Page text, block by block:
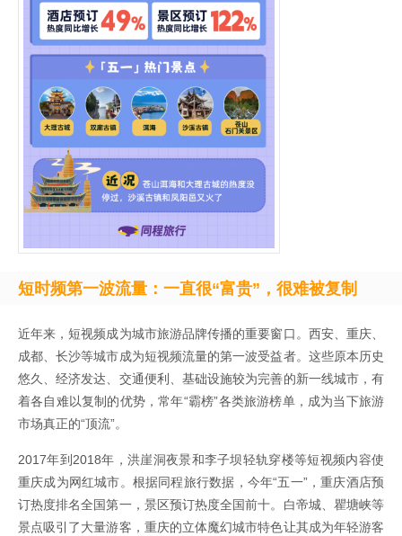
短时频第一波流量：一直很“富贵”，很难被复制
近年来，短视频成为城市旅游品牌传播的重要窗口。西安、重庆、
成都、长沙等城市成为短视频流量的第一波受益者。这些原本历史
悠久、经济发达、交通便利、基础设施较为完善的新一线城市，有
着各自难以复制的优势，常年“霸榜”各类旅游榜单，成为当下旅游
市场真正的“顶流”。
2017年到2018年，洪崖洞夜景和李子坝轻轨穿楼等短视频内容使
重庆成为网红城市。根据同程旅行数据，今年“五一”，重庆酒店预
订热度排名全国第一，景区预订热度全国前十。白帝城、瞿塘峡等
景点吸引了大量游客，重庆的立体魔幻城市特色让其成为年轻游客